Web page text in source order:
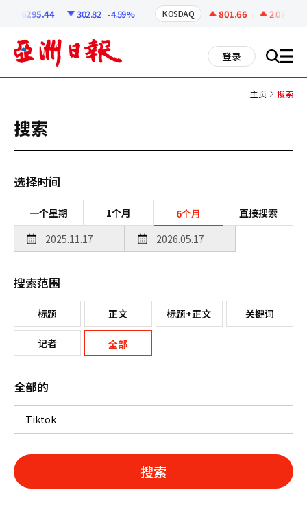
6295.44 302.82 -4.59% KOSDAQ 801.66 2.07
登录 搜 all
主页 搜索
搜索
选择时间
一个星期 1个月 6个月 直接搜索
搜索范围
标题 正文 标题+正文 关键词
记者 全部
全部的
搜索